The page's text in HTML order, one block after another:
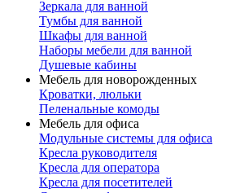
Зеркала для ванной
Тумбы для ванной
Шкафы для ванной
Наборы мебели для ванной
Душевые кабины
Мебель для новорожденных
Кроватки, люльки
Пеленальные комоды
Мебель для офиса
Модульные системы для офиса
Кресла руководителя
Кресла для оператора
Кресла для посетителей